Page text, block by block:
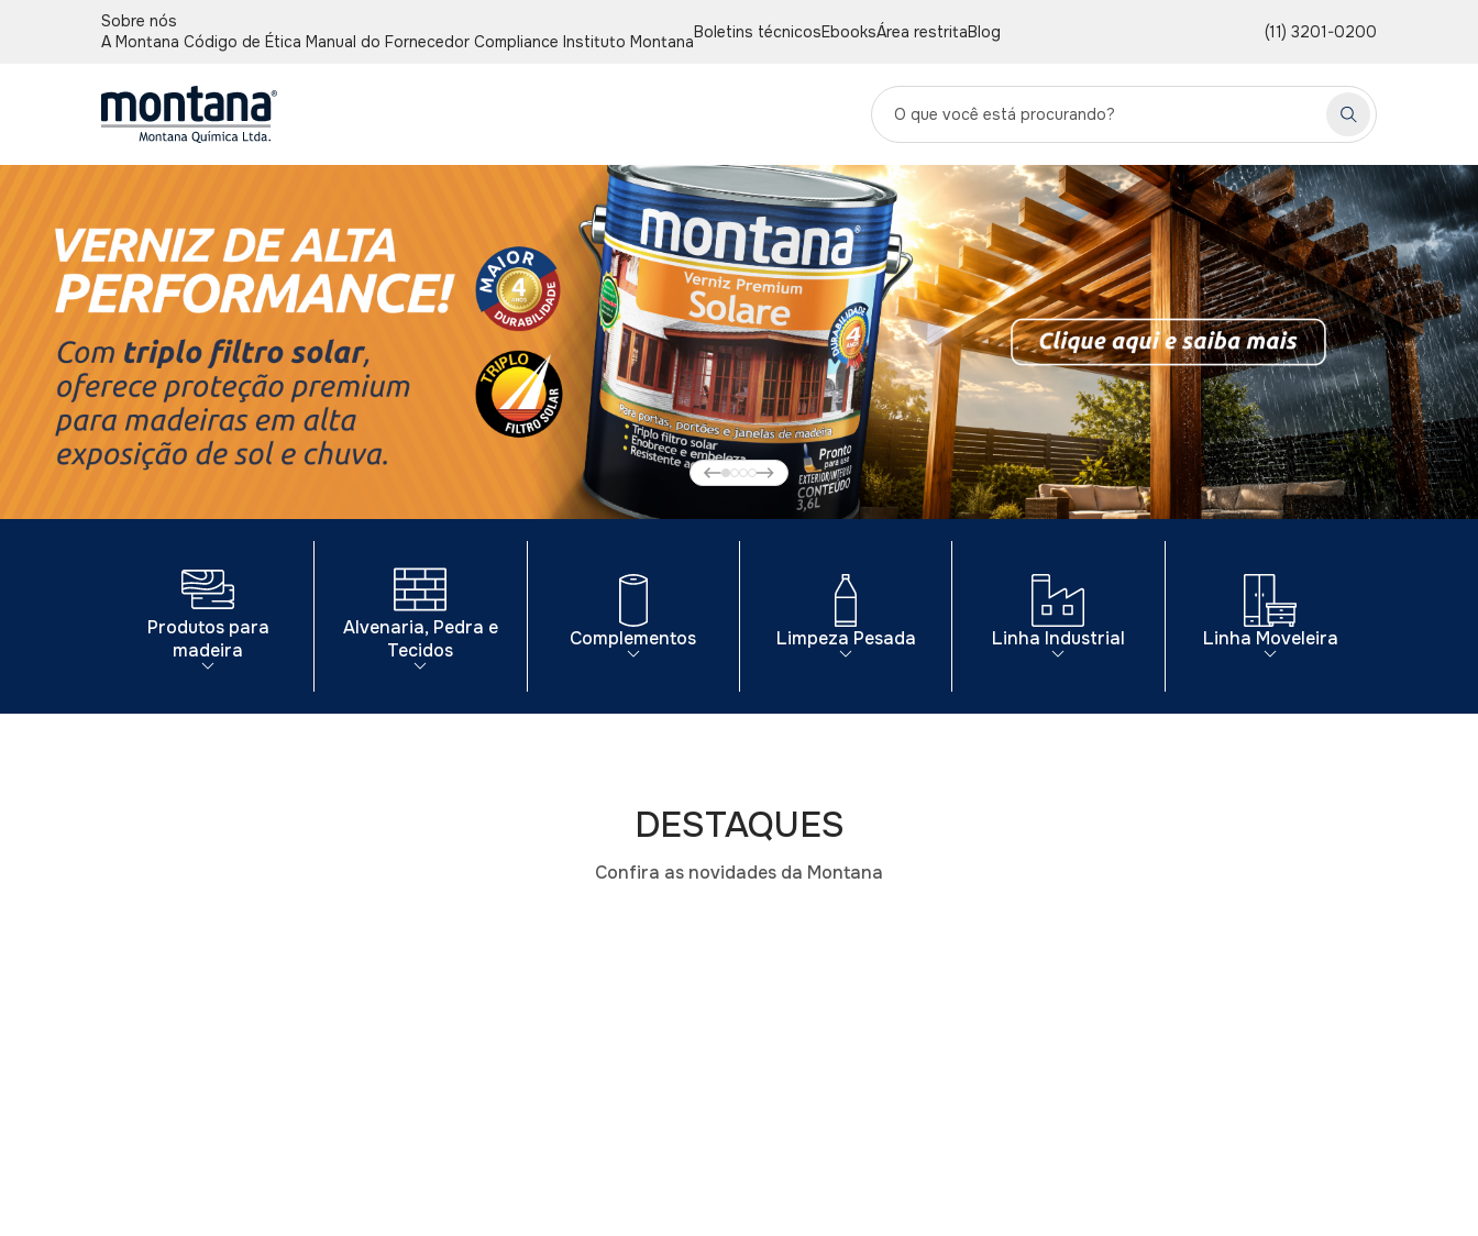
Sobre nós
A Montana Código de Ética Manual do Fornecedor Compliance Instituto Montana
Boletins técnicosEbooksÁrea restritaBlog (11) 3201-0200
Produtos para
madeira
Alvenaria, Pedra e
Tecidos
Complementos Limpeza Pesada Linha Industrial Linha Moveleira
DESTAQUES
Confira as novidades da Montana